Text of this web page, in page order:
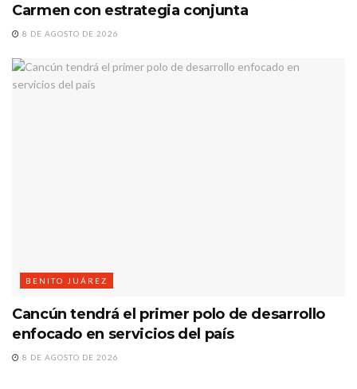
Carmen con estrategia conjunta
8 DE AGOSTO DE 2026
BENITO JUÁREZ
Cancún tendrá el primer polo de desarrollo
enfocado en servicios del país
8 DE AGOSTO DE 2026